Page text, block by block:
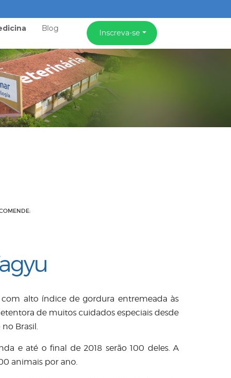
Blog Inscreva-se
alto índice de gordura entremeada às
de muitos cuidados especiais desde
Brasil.
e até o final de 2018 serão 100 deles. A
animais por ano.